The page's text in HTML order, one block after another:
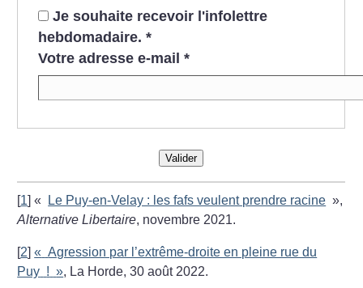
Je souhaite recevoir l'infolettre
hebdomadaire. *
Votre adresse e-mail *
Valider
[1]« Le Puy-en-Velay : les fafs veulent prendre racine »,
Alternative Libertaire, novembre 2021.
[2]« Agression par l’extrême-droite en pleine rue du
Puy ! », La Horde, 30 août 2022.